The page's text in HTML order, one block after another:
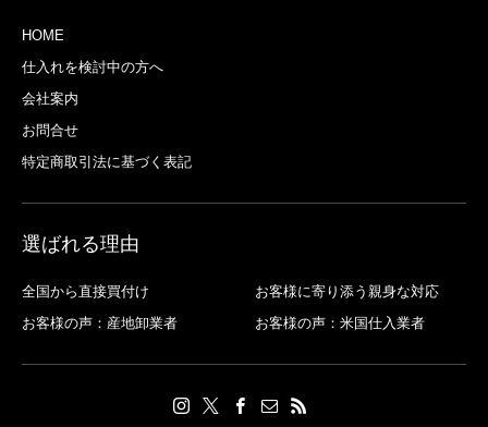
HOME
仕入れを検討中の方へ
会社案内
お問合せ
特定商取引法に基づく表記
選ばれる理由
全国から直接買付け
お客様に寄り添う親身な対応
お客様の声：産地卸業者
お客様の声：米国仕入業者